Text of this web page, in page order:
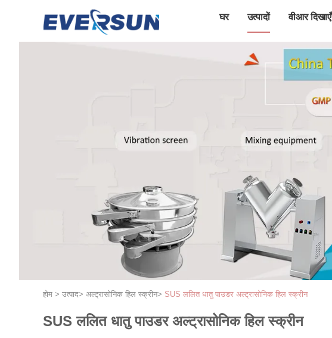
घर उत्पादों वीआर दिखाएँ
होम > उत्पाद> अल्ट्रासोनिक हिल स्क्रीन> SUS ललित धातु पाउडर अल्ट्रासोनिक हिल स्क्रीन
SUS ललित धातु पाउडर अल्ट्रासोनिक हिल स्क्रीन